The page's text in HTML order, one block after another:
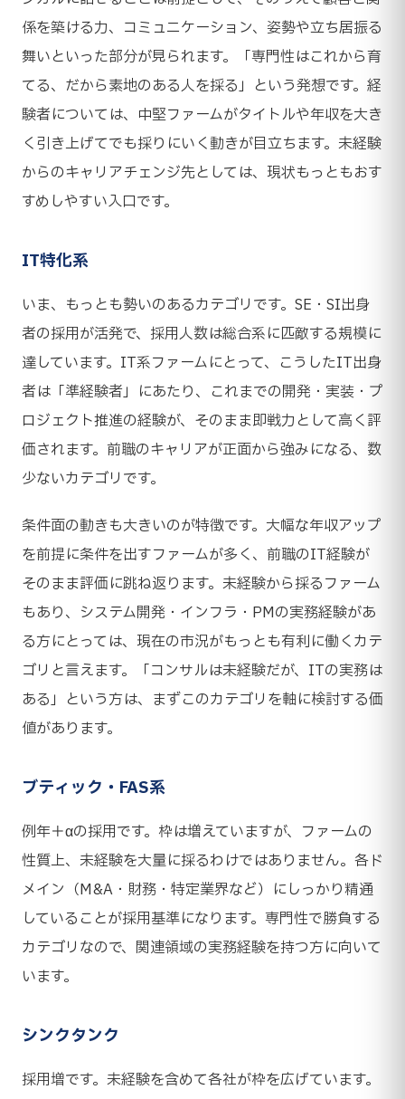
係を築ける力、コミュニケーション、姿勢や立ち居振る
舞いといった部分が見られます。「専門性はこれから育
てる、だから素地のある人を採る」という発想です。経
験者については、中堅ファームがタイトルや年収を大き
く引き上げてでも採りにいく動きが目立ちます。未経験
からのキャリアチェンジ先としては、現状もっともおす
すめしやすい入口です。
IT特化系
いま、もっとも勢いのあるカテゴリです。SE・SI出身
者の採用が活発で、採用人数は総合系に匹敵する規模に
達しています。IT系ファームにとって、こうしたIT出身
者は「準経験者」にあたり、これまでの開発・実装・プ
ロジェクト推進の経験が、そのまま即戦力として高く評
価されます。前職のキャリアが正面から強みになる、数
少ないカテゴリです。
条件面の動きも大きいのが特徴です。大幅な年収アップ
を前提に条件を出すファームが多く、前職のIT経験が
そのまま評価に跳ね返ります。未経験から採るファーム
もあり、システム開発・インフラ・PMの実務経験があ
る方にとっては、現在の市況がもっとも有利に働くカテ
ゴリと言えます。「コンサルは未経験だが、ITの実務は
ある」という方は、まずこのカテゴリを軸に検討する価
値があります。
ブティック・FAS系
例年＋αの採用です。枠は増えていますが、ファームの
性質上、未経験を大量に採るわけではありません。各ド
メイン（M&A・財務・特定業界など）にしっかり精通
していることが採用基準になります。専門性で勝負する
カテゴリなので、関連領域の実務経験を持つ方に向いて
います。
シンクタンク
採用増です。未経験を含めて各社が枠を広げています。